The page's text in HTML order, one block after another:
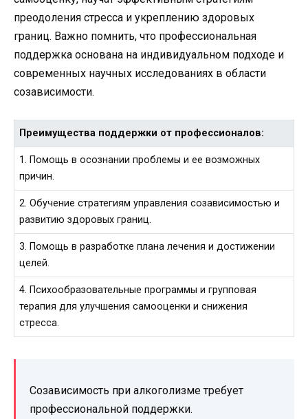
преодоления стресса и укреплению здоровых
границ. Важно помнить, что профессиональная
поддержка основана на индивидуальном подходе и
современных научных исследованиях в области
созависимости.
Преимущества поддержки от профессионалов:
1. Помощь в осознании проблемы и ее возможных
причин.
2. Обучение стратегиям управления созависимостью и
развитию здоровых границ.
3. Помощь в разработке плана лечения и достижении
целей.
4. Психообразовательные программы и групповая
терапия для улучшения самооценки и снижения
стресса.
Созависимость при алкоголизме требует
профессиональной поддержки.